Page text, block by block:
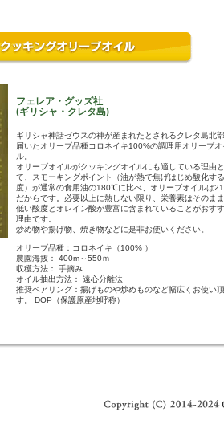
フェレア・グッズ社
(ギリシャ・クレタ島)
ギリシャ神話ゼウスの神が産まれたとされるクレタ島北
届いたオリーブ品種コロネイキ100%の調理用オリーブオ
ル。
オリーブオイルがクッキングオイルにも適している理由
て、スモーキングポイント（油が熱で焦げはじめ酸化す
度）が通常の食用油の180℃に比べ、オリーブオイルは
だからです。必要以上に熱しない限り、栄養素はそのま
低い酸度とオレイン酸が豊富に含まれていることがおす
理由です。
炒め物や揚げ物、焼き物などに是非お使いください。
オリーブ品種：コロネイキ（100% ）
農園海抜： 400m～550ｍ
収穫方法： 手摘み
オイル抽出方法： 遠心分離法
推奨ペアリング：揚げものや炒めものなど幅広くお使い
す。 DOP（保護原産地呼称）